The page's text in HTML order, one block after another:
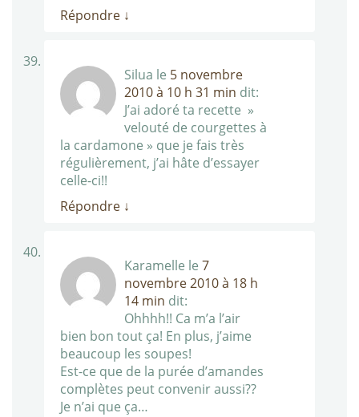
Répondre ↓
Silua le 5 novembre
2010 à 10 h 31 min dit:
J’ai adoré ta recette »
velouté de courgettes à
la cardamone » que je fais très
régulièrement, j’ai hâte d’essayer
celle-ci!!
Répondre ↓
Karamelle le 7
novembre 2010 à 18 h
14 min dit:
Ohhhh!! Ca m’a l’air
bien bon tout ça! En plus, j’aime
beaucoup les soupes!
Est-ce que de la purée d’amandes
complètes peut convenir aussi??
Je n’ai que ça…